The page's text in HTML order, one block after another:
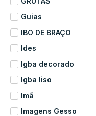
Guias
IBO DE BRAÇO
Ides
Igba decorado
Igba liso
Imã
Imagens Gesso